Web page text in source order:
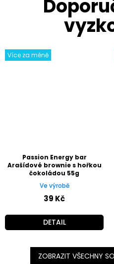
Více za méně
Passion Energy bar
Arašídové brownie s hořkou
čokoládou 55g
Ve výrobě
39 Kč
DETAIL
ZOBRAZIT VŠECHNY